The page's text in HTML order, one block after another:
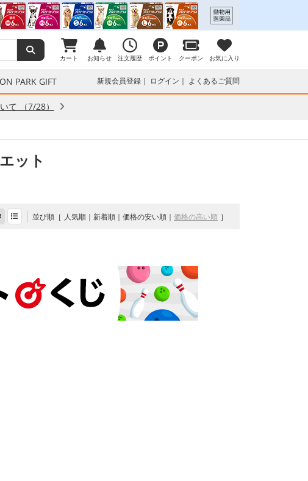
カート お知らせ 注文履歴 ポイント クーポン お気に入り
PARK GIFT 新規会員登録 ログイン よくあるご質問
て （7/28）
ット
並び順 人気順 新着順 価格の安い順 価格の高い順